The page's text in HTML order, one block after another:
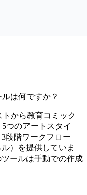
は何ですか？
トから教育コミック
つのアートスタイ
段階ワークフロー
）を提供していま
ツールは手動での作成